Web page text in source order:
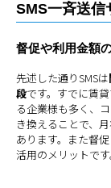
SMS一斉送信
督促や利用金額
先述した通りSMSは
段です。すでに賃
る企業様も多く、
き換えることで、
あります。また督
活用のメリットです